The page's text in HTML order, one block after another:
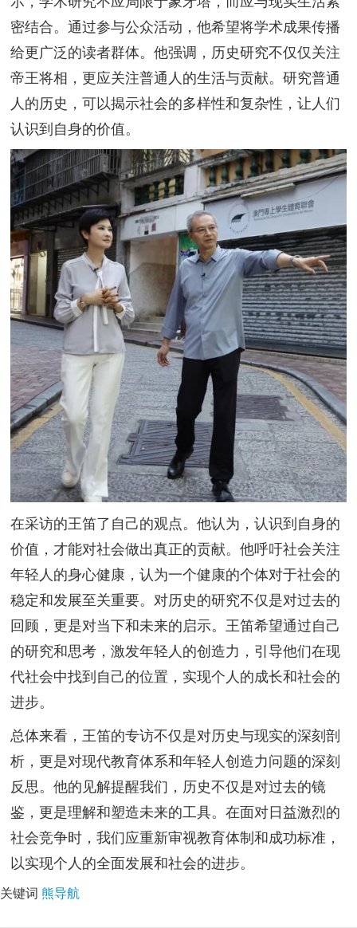
密结合。通过参与公众活动，他希望将学术成果传播
给更广泛的读者群体。他强调，历史研究不仅仅关注
帝王将相，更应关注普通人的生活与贡献。研究普通
人的历史，可以揭示社会的多样性和复杂性，让人们
认识到自身的价值。
在采访的王笛了自己的观点。他认为，认识到自身的
价值，才能对社会做出真正的贡献。他呼吁社会关注
年轻人的身心健康，认为一个健康的个体对于社会的
稳定和发展至关重要。对历史的研究不仅是对过去的
回顾，更是对当下和未来的启示。王笛希望通过自己
的研究和思考，激发年轻人的创造力，引导他们在现
代社会中找到自己的位置，实现个人的成长和社会的
进步。
总体来看，王笛的专访不仅是对历史与现实的深刻剖
析，更是对现代教育体系和年轻人创造力问题的深刻
反思。他的见解提醒我们，历史不仅是对过去的镜
鉴，更是理解和塑造未来的工具。在面对日益激烈的
社会竞争时，我们应重新审视教育体制和成功标准，
以实现个人的全面发展和社会的进步。
关键词 熊导航